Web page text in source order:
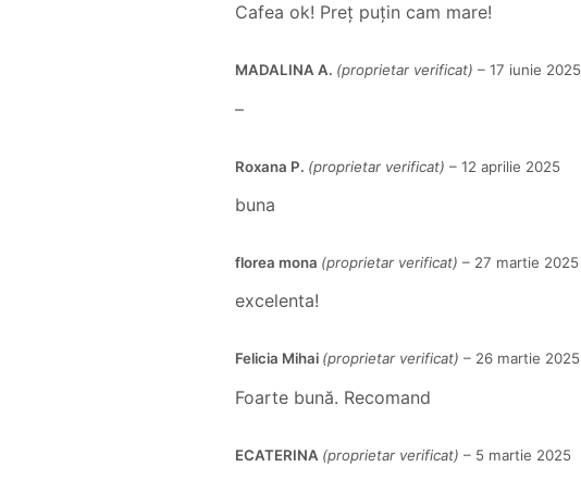
Cafea ok! Preț puțin cam mare!
MADALINA A. (proprietar verificat) – 17 iunie 2025
–
Roxana P. (proprietar verificat) – 12 aprilie 2025
buna
florea mona (proprietar verificat) – 27 martie 2025
excelenta!
Felicia Mihai (proprietar verificat) – 26 martie 2025
Foarte bună. Recomand
ECATERINA (proprietar verificat) – 5 martie 2025